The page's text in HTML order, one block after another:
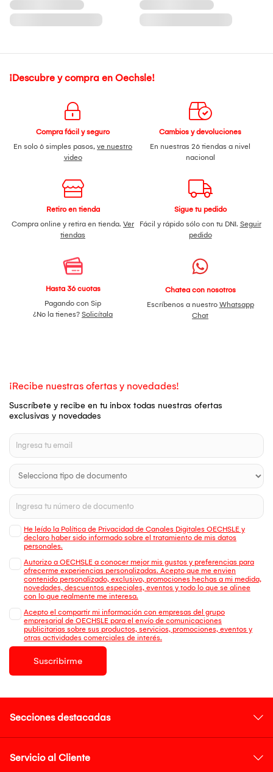
¡Descubre y compra en Oechsle!
Compra fácil y seguro
En solo 6 simples pasos, ve nuestro
video
Cambios y devoluciones
En nuestras 26 tiendas a nivel
nacional
Retiro en tienda
Compra online y retira en tienda. Ver
tiendas
Sigue tu pedido
Fácil y rápido sólo con tu DNI. Seguir
pedido
Hasta 36 cuotas
Pagando con Sip
¿No la tienes? Solicítala
Chatea con nosotros
Escríbenos a nuestro Whatsapp
Chat
¡Recibe nuestras ofertas y novedades!
Suscríbete y recibe en tu inbox todas nuestras ofertas
exclusivas y novedades
He leído la Política de Privacidad de Canales Digitales OECHSLE y
declaro haber sido informado sobre el tratamiento de mis datos
personales.
Autorizo a OECHSLE a conocer mejor mis gustos y preferencias para
ofrecerme experiencias personalizadas. Acepto que me envien
contenido personalizado, exclusivo, promociones hechas a mi medida,
novedades, descuentos especiales, eventos y todo lo que se alinee
con lo que realmente me interesa.
Acepto el compartir mi información con empresas del grupo
empresarial de OECHSLE para el envío de comunicaciones
publicitarias sobre sus productos, servicios, promociones, eventos y
otras actividades comerciales de interés.
Suscribirme
Secciones destacadas
Servicio al Cliente